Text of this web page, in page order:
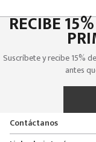
RECIBE
Suscríbete y recibe 15%
antes
Contáctanos